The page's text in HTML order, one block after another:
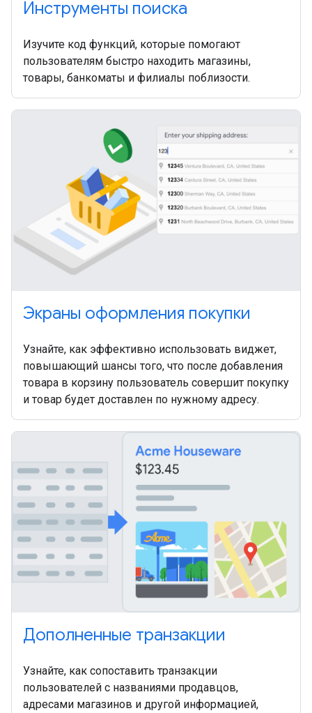
Инструменты поиска
Изучите код функций, которые помогают
пользователям быстро находить магазины,
товары, банкоматы и филиалы поблизости.
Экраны оформления покупки
Узнайте, как эффективно использовать виджет,
повышающий шансы того, что после добавления
товара в корзину пользователь совершит покупку
и товар будет доставлен по нужному адресу.
Дополненные транзакции
Узнайте, как сопоставить транзакции
пользователей с названиями продавцов,
адресами магазинов и другой информацией,